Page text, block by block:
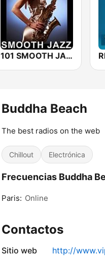
101 SMOOTH JAZZ
Buddha Beach
The best radios on the web
Chillout Electrónica
Frecuencias Buddha
Paris: Online
Contactos
Sitio web http://